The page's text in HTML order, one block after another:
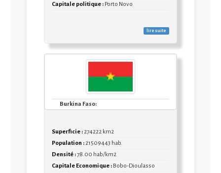
RAPPORT ANNUEL DNPIA 2013 MALI
LA PÊCHE DANS LA ZONE UEMOA EN CHIFFRES
Capitale politique : Porto Novo
lire suite
Burkina Faso:
Superficie : 274222 km2
Population : 21509443 hab.
Densité :78.00 hab/km2
Capitale Economique : Bobo-Dioulasso